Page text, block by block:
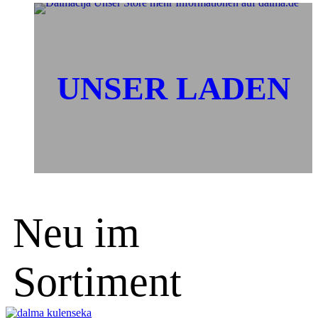
UNSER LADEN
Neu im
Sortiment